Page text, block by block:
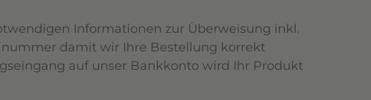
Informationen zur Überweisung inkl.
damit wir Ihre Bestellung korrekt
auf unser Bankkonto wird Ihr Produkt